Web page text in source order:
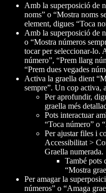
Amb la superposició de
noms” o “Mostra noms
element, digues “Toca
Amb la superposició de
o “Mostra números
tocar per seleccionar-lo.
número”, “Prem llarg
“Prem dues vegades
Activa la graella dient
sempre”. Un cop activa,
Per aprofundir,
graella més
Pots interactuar
“Toca número” o
Per ajustar files i
Accessibilitat >
Graella numerada.
També pots
“Mostra
Per amagar la
números” o “Amaga